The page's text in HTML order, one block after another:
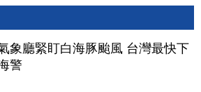
象廳緊盯白海豚颱風 台灣最快下
警